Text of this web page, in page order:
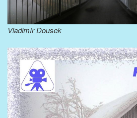
Vladimír Dousek